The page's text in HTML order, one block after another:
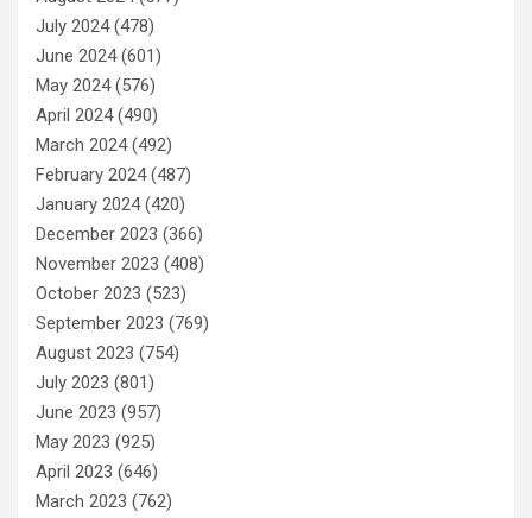
July 2024(478)
June 2024(601)
May 2024(576)
April 2024(490)
March 2024(492)
February 2024(487)
January 2024(420)
December 2023 (366)
November 2023 (408)
October 2023 (523)
September 2023 (769)
August 2023 (754)
July 2023 (801)
June 2023 (957)
May 2023 (925)
April 2023 (646)
March 2023 (762)